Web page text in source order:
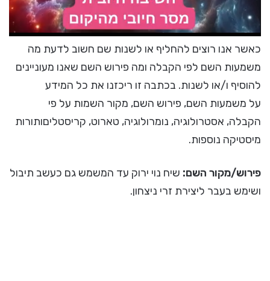
כאשר אנו רוצים להחליף או לשנות שם חשוב לדעת מה
משמעות השם לפי הקבלה ומה פירוש השם שאנו מעוניינים
להוסיף ו/או לשנות. בכתבה זו ריכזנו את כל המידע
על משמעות השם, פירוש השם, מקור השמות על פי
הקבלה, אסטרולוגיה, נומרולוגיה, טארוט, קריסטליםותורות
מיסטיקה נוספות.
פירוש/מקור השם: שיח נוי ירוק עד המשמש גם כעשב תיבול
ושימש בעבר ליצירת זרי ניצחון.